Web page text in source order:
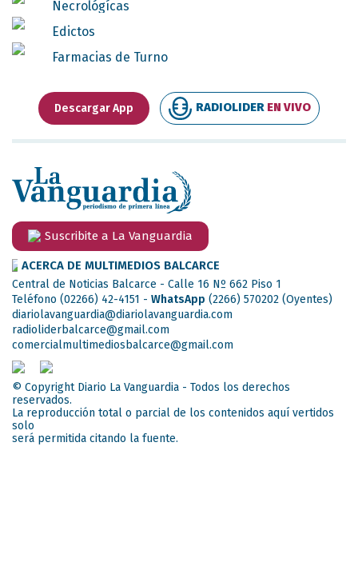
Necrológícas
Edictos
Farmacias de Turno
Descargar App RADIOLIDER EN VIVO
Suscribite a La Vanguardia
ACERCA DE MULTIMEDIOS BALCARCE
Central de Noticias Balcarce - Calle 16 Nº 662 Piso 1
Teléfono (02266) 42-4151 - WhatsApp (2266) 570202 (Oyentes)
diariolavanguardia@diariolavanguardia.com
radioliderbalcarce@gmail.com
comercialmultimediosbalcarce@gmail.com
© Copyright Diario La Vanguardia - Todos los derechos
reservados.
La reproducción total o parcial de los contenidos aquí vertidos
solo
será permitida citando la fuente.